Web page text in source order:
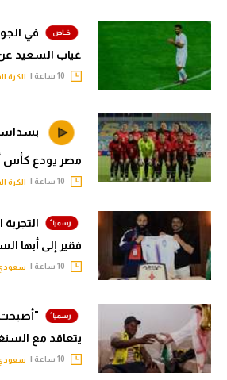
في
غياب السعيد
الكرة
مصر يودع كأس
الكرة
التجربة
فقير إلى أبها
"أصبحت
يتعاقد مع